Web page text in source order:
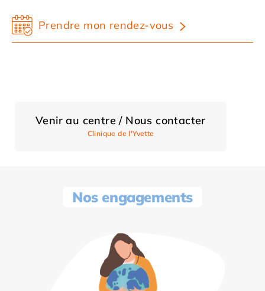
Prendre mon rendez-vous
Venir au centre / Nous contacter
Clinique de l'Yvette
Nos engagements